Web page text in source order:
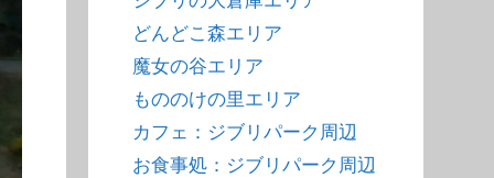
どんどこ森エリア
魔女の谷エリア
もののけの里エリア
カフェ：ジブリパーク周辺
お食事処：ジブリパーク周辺